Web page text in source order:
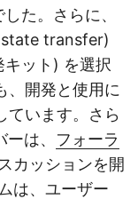
た。さらに、
transfer)
ット) を選択
、開発と使用に
ています。さら
は、 フォーラ
カッションを開
は、ユーザー